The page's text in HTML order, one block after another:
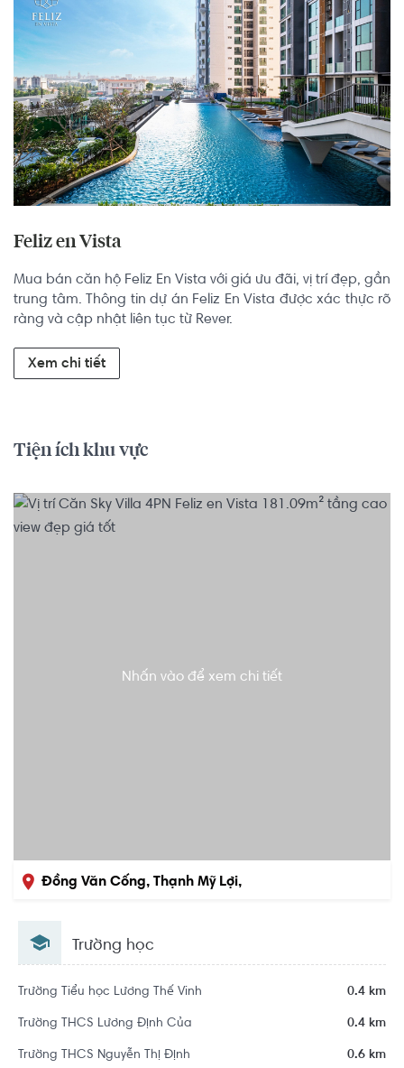
Feliz en Vista
Mua bán căn hộ Feliz En Vista với giá ưu đãi, vị trí đẹp, gần
trung tâm. Thông tin dự án Feliz En Vista được xác thực rõ
ràng và cập nhật liên tục từ Rever.
Xem chi tiết
Tiện ích khu vực
Nhấn vào để xem chi tiết
Đồng Văn Cống, Thạnh Mỹ Lợi,
Trường học
Trường Tiểu học Lương Thế Vinh 0.4 km
Trường THCS Lương Định Của 0.4 km
Trường THCS Nguyễn Thị Định 0.6 km